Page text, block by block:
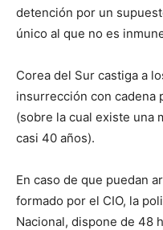
detención por un
único al que no es
Corea del Sur castiga a
insurrección con cadena
(sobre la cual existe una
casi 40 años).
En caso de que puedan
formado por el CIO, la
Nacional, dispone de 48